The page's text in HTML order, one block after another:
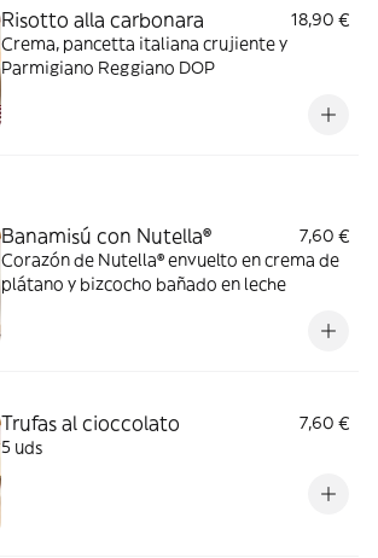
Risotto alla carbonara
18,90 €
Crema, pancetta italiana crujiente y
Parmigiano Reggiano DOP
Banamisú con Nutella®
7,60 €
Corazón de Nutella® envuelto en crema de
plátano y bizcocho bañado en leche
Trufas al cioccolato
7,60 €
5 uds